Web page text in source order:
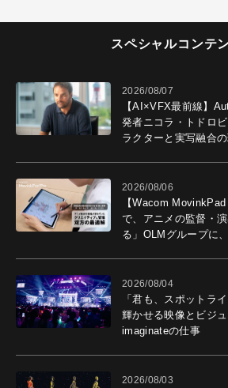
スペシャルコンテ
2026/08/07
【AI×VFX最前線】
発者ニコラ・トドロ
ラクターと実写融合
2026/08/06
【Wacom
で、アニメの監督・
る」OLMグループに
2026/08/04
「君も、スポットラ
輝かせる映像とビジ
imaginateの仕事
2026/08/03